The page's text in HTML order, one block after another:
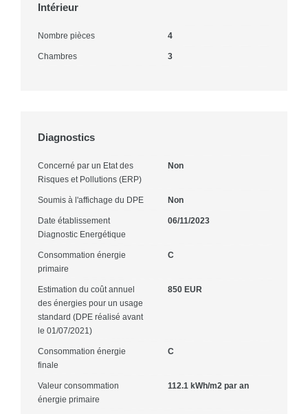
Intérieur
Nombre pièces 4
Chambres 3
Diagnostics
Concerné par un Etat des
Risques et Pollutions (ERP)
Non
Soumis à l'affichage du DPE Non
Date établissement
Diagnostic Energétique
06/11/2023
Consommation énergie
primaire
C
Estimation du coût annuel
des énergies pour un usage
standard (DPE réalisé avant
le 01/07/2021)
850 EUR
Consommation énergie
finale
C
Valeur consommation
énergie primaire
112.1 kWh/m2 par an